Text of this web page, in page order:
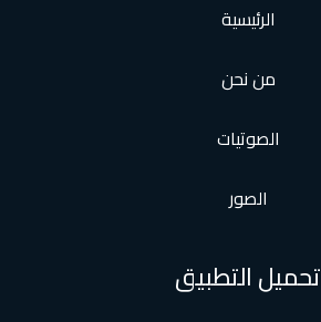
الرئيسية
من نحن
الصوتيات
الصور
تحميل التطبيق